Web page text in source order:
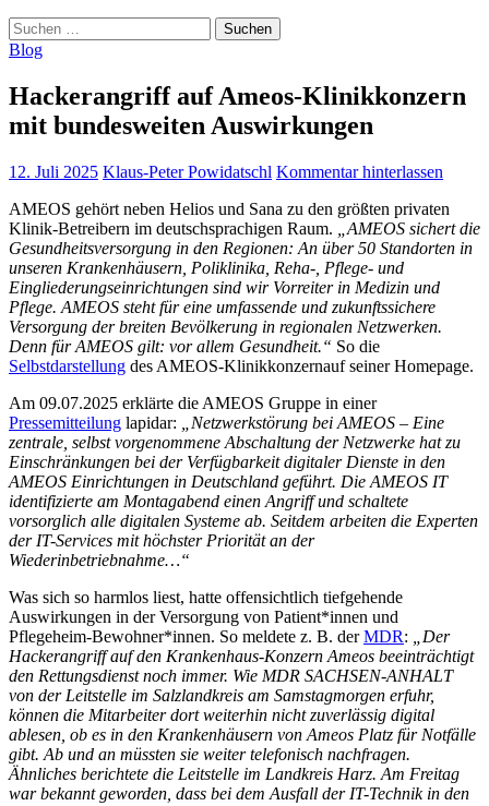
Suchen
nach:
Blog
Hackerangriff auf Ameos-Klinikkonzern
mit bundesweiten Auswirkungen
12. Juli 2025 Klaus-Peter Powidatschl Kommentar hinterlassen
AMEOS gehört neben Helios und Sana zu den größten privaten
Klinik-Betreibern im deutschsprachigen Raum.
AMEOS sichert die
Gesundheitsversorgung in den Regionen: An über 50 Standorten in
unseren Krankenhäusern, Poliklinika, Reha-, Pflege- und
Eingliederungseinrichtungen sind wir Vorreiter in Medizin und
Pflege. AMEOS steht für eine umfassende und zukunftssichere
Versorgung der breiten Bevölkerung in regionalen Netzwerken.
Denn für AMEOS gilt: vor allem Gesundheit.“ So die
Selbstdarstellung des AMEOS-Klinikkonzernauf seiner Homepage.
Am 09.07.2025 erklärte die AMEOS Gruppe in einer
Pressemitteilung lapidar:
Netzwerkstörung bei AMEOS – Eine
zentrale, selbst vorgenommene Abschaltung der Netzwerke hat zu
Einschränkungen bei der Verfügbarkeit digitaler Dienste in den
AMEOS Einrichtungen in Deutschland geführt. Die AMEOS IT
identifizierte am Montagabend einen Angriff und schaltete
vorsorglich alle digitalen Systeme ab. Seitdem arbeiten die Experten
der IT-Services mit höchster Priorität an der
Wiederinbetriebnahme…“
Was sich so harmlos liest, hatte offensichtlich tiefgehende
Auswirkungen in der Versorgung von Patient*innen und
Pflegeheim-Bewohner*innen. So meldete z. B. derMDR:
Der
Hackerangriff auf den Krankenhaus-Konzern Ameos beeinträchtigt
den Rettungsdienst noch immer. Wie MDR SACHSEN-ANHALT
von der Leitstelle im Salzlandkreis am Samstagmorgen erfuhr,
können die Mitarbeiter dort weiterhin nicht zuverlässig digital
ablesen, ob es in den Krankenhäusern von Ameos Platz für Notfälle
gibt. Ab und an müssten sie weiter telefonisch nachfragen.
Ähnliches berichtete die Leitstelle im Landkreis Harz. Am Freitag
war bekannt geworden, dass bei dem Ausfall der IT-Technik in den